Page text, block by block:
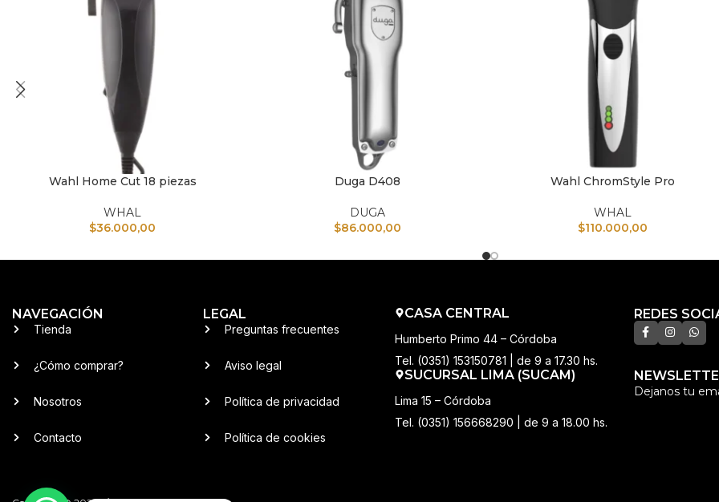
AÑADIR AL CARRITO
Wahl Home Cut 18 piezas
WHAL
$36.000,00
AÑADIR AL CARRITODuga D408
DUGA
$86.000,00
AÑADIR AL CARRITO
Wahl ChromStyle Pro
WHAL
$110.000,00
NAVEGACIÓN
Tienda
¿Cómo comprar?
Nosotros
Contacto
LEGAL
Preguntas frecuentes
Aviso legal
Política de privacidad
Política de cookies
CASA CENTRAL
Humberto Primo 44 – Córdoba
Tel. (0351) 153150781 | de 9 a 17.30 hs.
SUCURSAL LIMA (SUCAM)
Lima 15 – Córdoba
Tel. (0351) 156668290 | de 9 a 18.00 hs.
REDES
Dejanos tu